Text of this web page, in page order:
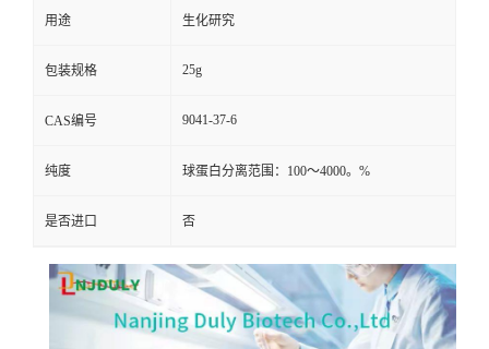
用途 生化研究
包装规格 25g
CAS编号 9041-37-6
纯度 球蛋白分离范围：100～4000。%
是否进口 否